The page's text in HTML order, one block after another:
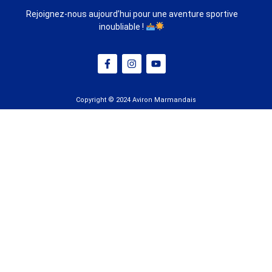
Rejoignez-nous aujourd’hui pour une aventure sportive
inoubliable !
Copyright © 2024 Aviron Marmandais